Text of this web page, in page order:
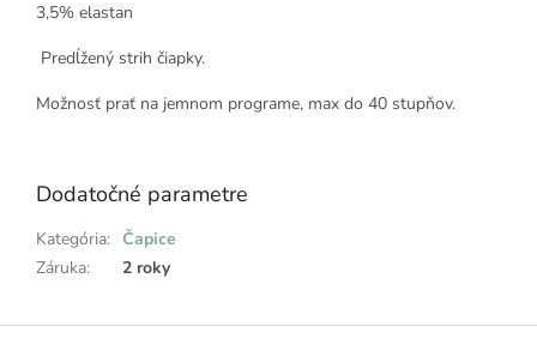
3,5% elastan
Predĺžený strih čiapky.
Možnosť prať na jemnom programe, max do 40 stupňov.
Dodatočné parametre
Kategória: Čapice
Záruka: 2 roky
Z